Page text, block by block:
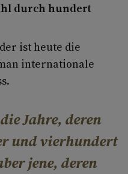
durch hundert
ist heute die
internationale
Jahre, deren
und vierhundert
jene, deren